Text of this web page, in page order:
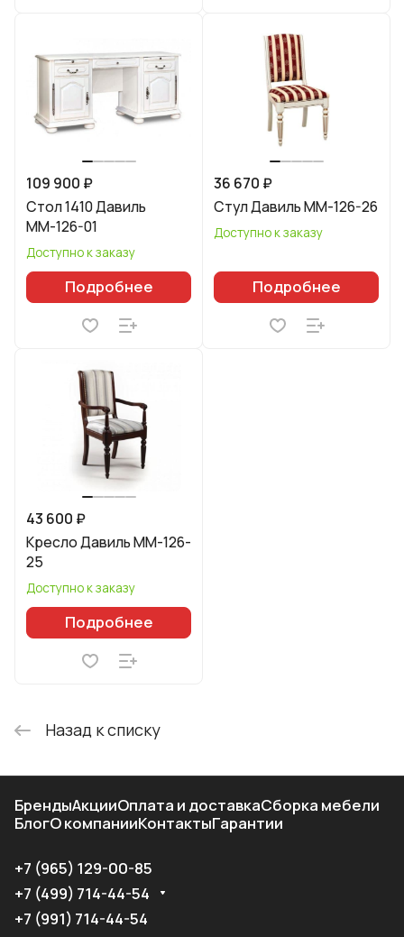
109 900 ₽
Стол 1410 Давиль
ММ-126-01
Доступно к заказу
Подробнее
36 670 ₽
Стул Давиль ММ-126-26
Доступно к заказу
Подробнее
43 600 ₽
Кресло Давиль ММ-126-
25
Доступно к заказу
Подробнее
Назад к списку
БрендыАкцииОплата и доставкаСборка мебели
БлогО компанииКонтактыГарантии
+7 (965) 129-00-85
+7 (499) 714-44-54
+7 (991) 714-44-54